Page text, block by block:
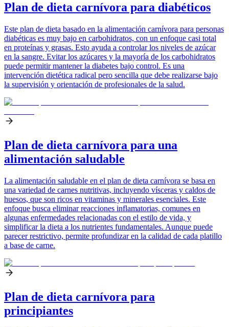
Plan de dieta carnívora para diabéticos
Este plan de dieta basado en la alimentación carnívora para personas
diabéticas es muy bajo en carbohidratos, con un enfoque casi total
en proteínas y grasas. Esto ayuda a controlar los niveles de azúcar
en la sangre. Evitar los azúcares y la mayoría de los carbohidratos
puede permitir mantener la diabetes bajo control. Es una
intervención dietética radical pero sencilla que debe realizarse bajo
la supervisión y orientación de profesionales de la salud.
Plan de dieta carnívora para una
alimentación saludable
La alimentación saludable en el plan de dieta carnívora se basa en
una variedad de carnes nutritivas, incluyendo vísceras y caldos de
huesos, que son ricos en vitaminas y minerales esenciales. Este
enfoque busca eliminar reacciones inflamatorias, comunes en
algunas enfermedades relacionadas con el estilo de vida, y
simplificar la dieta a los nutrientes fundamentales. Aunque puede
parecer restrictivo, permite profundizar en la calidad de cada platillo
a base de carne.
Plan de dieta carnívora para
principiantes